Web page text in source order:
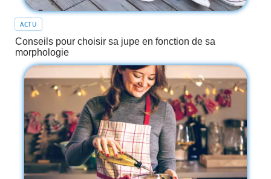
ACTU
Conseils pour choisir sa jupe en fonction de sa
morphologie